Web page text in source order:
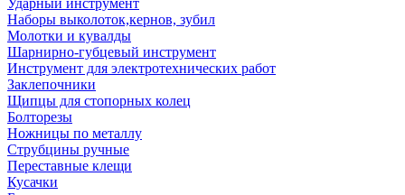
Ударный инструмент
Наборы выколоток,кернов, зубил
Молотки и кувалды
Шарнирно-губцевый инструмент
Инструмент для электротехнических работ
Заклепочники
Щипцы для стопорных колец
Болторезы
Ножницы по металлу
Струбцины ручные
Переставные клещи
Кусачки